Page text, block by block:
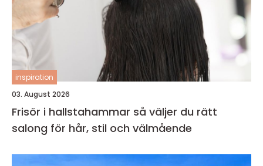
inspiration
03. August 2026
Frisör i hallstahammar så väljer du rätt
salong för hår, stil och välmående